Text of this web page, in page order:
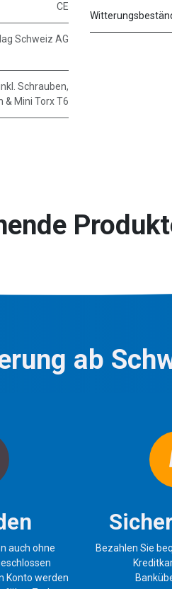
CE
Schweiz AG
Schrauben,
& Mini Torx T6
ab
auch ohne
Konto werden
Bezahlen Sie